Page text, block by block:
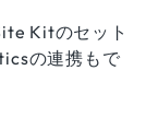
Kitのセット
の連携もで